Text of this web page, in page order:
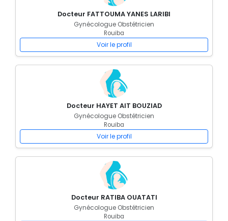
Docteur FATTOUMA YANES LARIBI
Gynécologue Obstétricien
Rouiba
Voir le profil
Docteur HAYET AIT BOUZIAD
Gynécologue Obstétricien
Rouiba
Voir le profil
Docteur RATIBA OUATATI
Gynécologue Obstétricien
Rouiba